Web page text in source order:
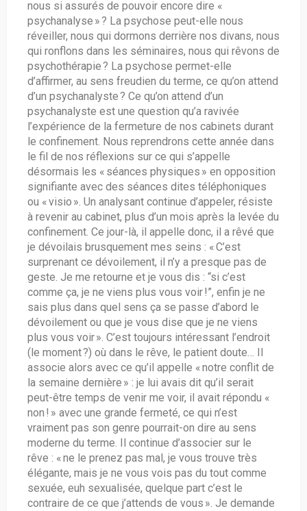
nous si assurés de pouvoir encore dire «
psychanalyse » ? La psychose peut-elle nous
réveiller, nous qui dormons derrière nos divans, nous
qui ronflons dans les séminaires, nous qui rêvons de
psychothérapie ? La psychose permet-elle
d’affirmer, au sens freudien du terme, ce qu’on attend
d’un psychanalyste ? Ce qu’on attend d’un
psychanalyste est une question qu’a ravivée
l’expérience de la fermeture de nos cabinets durant
le confinement. Nous reprendrons cette année dans
le fil de nos réflexions sur ce qui s’appelle
désormais les « séances physiques » en opposition
signifiante avec des séances dites téléphoniques
ou « visio ». Un analysant continue d’appeler, résiste
à revenir au cabinet, plus d’un mois après la levée du
confinement. Ce jour-là, il appelle donc, il a rêvé que
je dévoilais brusquement mes seins : « C’est
surprenant ce dévoilement, il n’y a presque pas de
geste. Je me retourne et je vous dis : “si c’est
comme ça, je ne viens plus vous voir !”, enfin je ne
sais plus dans quel sens ça se passe d’abord le
dévoilement ou que je vous dise que je ne viens
plus vous voir ». C’est toujours intéressant l’endroit
(le moment ?) où dans le rêve, le patient doute… Il
associe alors avec ce qu’il appelle « notre conflit de
la semaine dernière » : je lui avais dit qu’il serait
peut-être temps de venir me voir, il avait répondu «
non ! » avec une grande fermeté, ce qui n’est
vraiment pas son genre pourrait-on dire au sens
moderne du terme. Il continue d’associer sur le
rêve : « ne le prenez pas mal, je vous trouve très
élégante, mais je ne vous vois pas du tout comme
sexuée, euh sexualisée, quelque part c’est le
contraire de ce que j’attends de vous ». Je demande